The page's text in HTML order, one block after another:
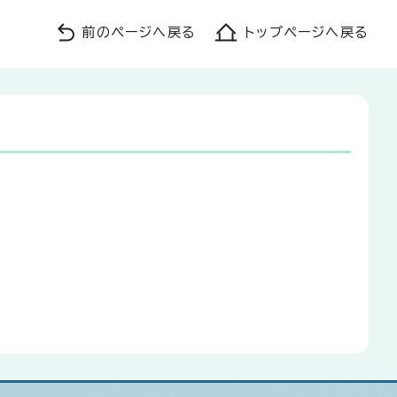
前のページへ戻る トップページへ戻る